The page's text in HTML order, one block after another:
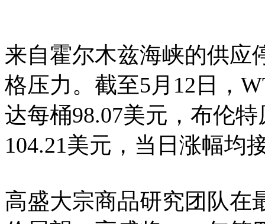
来自霍尔木兹海峡的供应
格压力。截至5月12日，
达每桶98.07美元，布伦
104.21美元，当日涨幅均
高盛大宗商品研究团队在